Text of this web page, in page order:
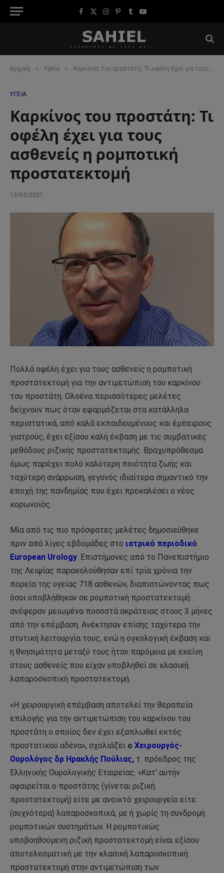
Facebook
X
Instagram
Pinterest
TumblrYouTube
Αρχική » Υγεία » Καρκίνος του προστάτη: Τι οφέλη έχει για τους ασθενείς η ρομποτική προστατεκτομή
ΥΓΕΊΑ
Καρκίνος του προστάτη: Τι
οφέλη έχει για τους
ασθενείς η ρομποτική
προστατεκτομή
13/03/2021
Πολλά οφέλη έχει για τους ασθενείς η ρομποτική
προστατεκτομή για την αντιμετώπιση του καρκίνου
του προστάτη. Ολοένα περισσότερες μελέτες
δείχνουν πως όταν εφαρμόζεται στα κατάλληλα
περιστατικά, από καλά εκπαιδευμένους και έμπειρους
γιατρούς, έχει εξίσου καλή έκβαση με τις συμβατικές
μεθόδους ριζικής προστατεκτομής. Βραχυπρόθεσμα
όμως παρέχει πολύ καλύτερη ποιότητα ζωής και
ταχύτερη ανάρρωση, γεγονός ιδιαίτερα σημαντικό την
εποχή της πανδημίας που έχει προκαλέσει ο νέος
κορωνοϊός.
Μία από τις πιο πρόσφατες μελέτες δημοσιεύθηκε
πριν από λίγες εβδομάδες στο ιατρικό περιοδικό
European Urology. Επιστήμονες από το Πανεπιστήμιο
της Λειψίας παρακολούθησαν επί τρία χρόνια την
πορεία της υγείας 718 ασθενών, διαπιστώνοντας πως
όσοι υποβλήθηκαν σε ρομποτική προστατεκτομή
ανέφεραν μειωμένα ποσοστά ακράτειας στους 3 μήνες
από την επέμβαση. Ανέκτησαν επίσης ταχύτερα την
στυτική λειτουργία τους, ενώ η ογκολογική έκβαση και
η θνησιμότητα μεταξύ τους ήταν παρόμοια με εκείνη
στους ασθενείς που είχαν υποβληθεί σε κλασική
λαπαροσκοπική προστατεκτομή.
«Η χειρουργική επέμβαση αποτελεί την θεραπεία
επιλογής για την αντιμετώπιση του καρκίνου του
προστάτη ο οποίος δεν έχει εξαπλωθεί εκτός
προστατικού αδένα», σχολιάζει ο Χειρουργός-
Ουρολόγος δρ Ηρακλής Πούλιας, τ. πρόεδρος της
Ελληνικής Ουρολογικής Εταιρείας. «Κατ’ αυτήν
αφαιρείται ο προστάτης (γίνεται ριζική
προστατεκτομή) είτε με ανοικτό χειρουργείο είτε
(συχνότερα) λαπαροσκοπικά, με ή χωρίς τη συνδρομή
ρομποτικών συστημάτων. Η ρομποτικώς
υποβοηθούμενη ριζική προστατεκτομή είναι εξίσου
αποτελεσματική με την κλασική λαπαροσκοπική
προστατεκτομή στην αντιμετώπιση των